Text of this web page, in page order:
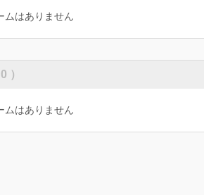
ムはありません
）
ムはありません